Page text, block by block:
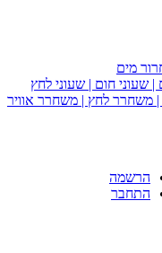
מים
שעוני חום | שעוני לחץ
| משחרר לחץ | משחרר אוויר
הרשמה
התחבר